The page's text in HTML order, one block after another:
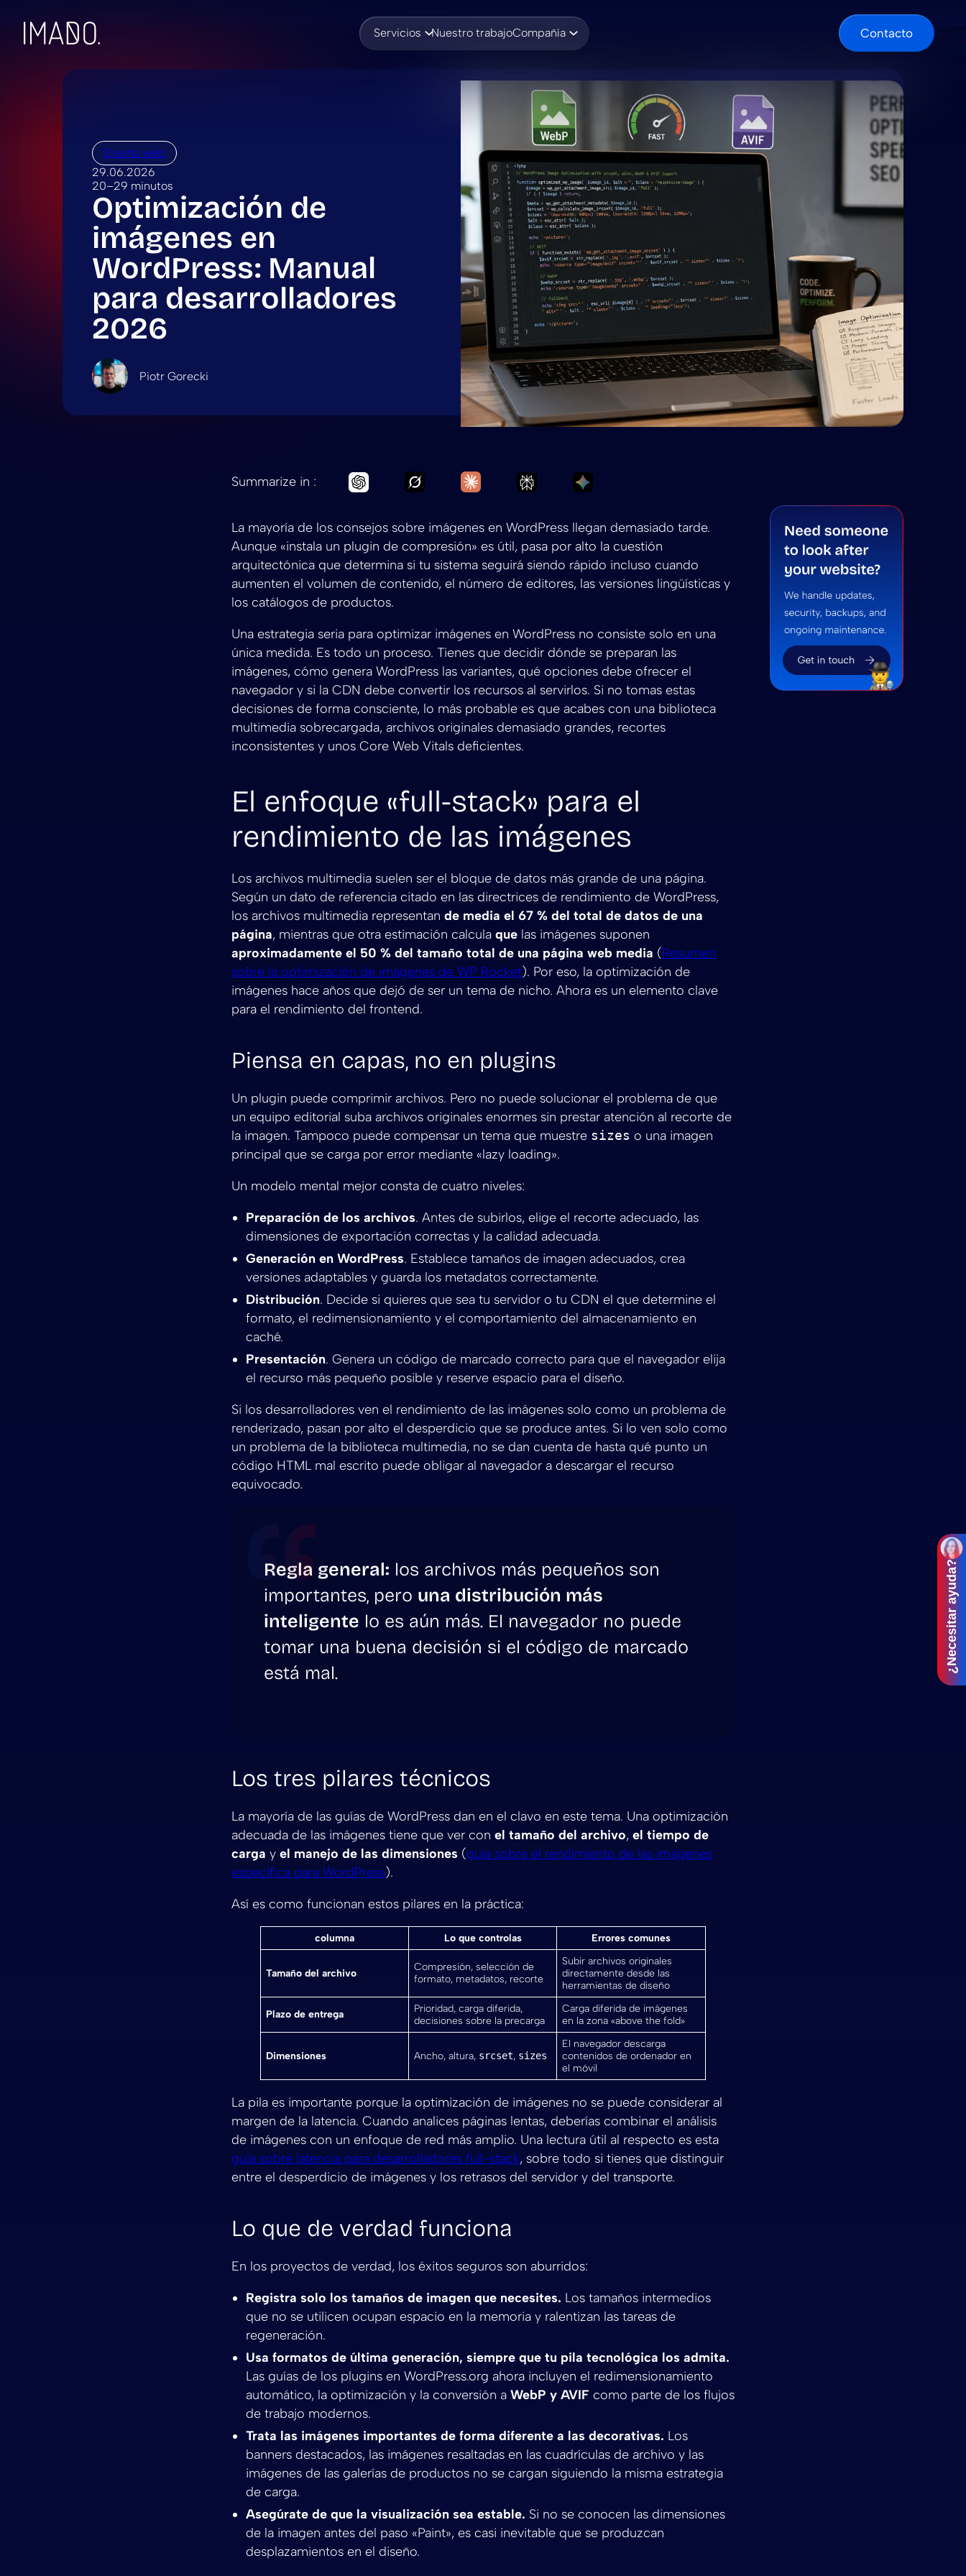
Skip to content Servicios Nuestro trabajoCompañía Contacto
Diseño web
29.06.2026
20–29 minutos
Optimización de
imágenes en
WordPress: Manual
para desarrolladores
2026
Piotr Gorecki
Summarize in : Ask Chatgpt to summarize Optimización de imágenes en WordPress: Manual para desarrolladores
Ask Grok to summarize Optimización de imágenes en WordPress: Manual para
Ask Claude to summarize Optimización de imágenes en WordPress: Manual para
Ask Perplexity to summarize Optimización de imágenes en WordPress:
Ask Gemini to summarize Optimización de imágenes en
La mayoría de los consejos sobre imágenes en WordPress llegan demasiado tarde.
Aunque «instala un plugin de compresión» es útil, pasa por alto la cuestión
arquitectónica que determina si tu sistema seguirá siendo rápido incluso cuando
aumenten el volumen de contenido, el número de editores, las versiones lingüísticas y
los catálogos de productos.
Una estrategia seria para optimizar imágenes en WordPress no consiste solo en una
única medida. Es todo un proceso. Tienes que decidir dónde se preparan las
imágenes, cómo genera WordPress las variantes, qué opciones debe ofrecer el
navegador y si la CDN debe convertir los recursos al servirlos. Si no tomas estas
decisiones de forma consciente, lo más probable es que acabes con una biblioteca
multimedia sobrecargada, archivos originales demasiado grandes, recortes
inconsistentes y unos Core Web Vitals deficientes.
El enfoque «full-stack» para el
rendimiento de las imágenes
Los archivos multimedia suelen ser el bloque de datos más grande de una página.
Según un dato de referencia citado en las directrices de rendimiento de WordPress,
los archivos multimedia representan de media el 67 % del total de datos de una
página, mientras que otra estimación calcula que las imágenes suponen
aproximadamente el 50 % del tamaño total de una página web media (Resumen
sobre la optimización de imágenes de WP Rocket). Por eso, la optimización de
imágenes hace años que dejó de ser un tema de nicho. Ahora es un elemento clave
para el rendimiento del frontend.
Piensa en capas, no en plugins
Un plugin puede comprimir archivos. Pero no puede solucionar el problema de que
un equipo editorial suba archivos originales enormes sin prestar atención al recorte de
la imagen. Tampoco puede compensar un tema que muestre sizes o una imagen
principal que se carga por error mediante «lazy loading».
Un modelo mental mejor consta de cuatro niveles:
Preparación de los archivos. Antes de subirlos, elige el recorte adecuado, las
dimensiones de exportación correctas y la calidad adecuada.
Generación en WordPress. Establece tamaños de imagen adecuados, crea
versiones adaptables y guarda los metadatos correctamente.
Distribución. Decide si quieres que sea tu servidor o tu CDN el que determine el
formato, el redimensionamiento y el comportamiento del almacenamiento en
caché.
Presentación. Genera un código de marcado correcto para que el navegador elija
el recurso más pequeño posible y reserve espacio para el diseño.
Si los desarrolladores ven el rendimiento de las imágenes solo como un problema de
renderizado, pasan por alto el desperdicio que se produce antes. Si lo ven solo como
un problema de la biblioteca multimedia, no se dan cuenta de hasta qué punto un
código HTML mal escrito puede obligar al navegador a descargar el recurso
equivocado.
Regla general: los archivos más pequeños son
importantes, pero una distribución más
inteligente lo es aún más. El navegador no puede
tomar una buena decisión si el código de marcado
está mal.
Los tres pilares técnicos
La mayoría de las guías de WordPress dan en el clavo en este tema. Una optimización
adecuada de las imágenes tiene que ver con el tamaño del archivo, el tiempo de
carga y el manejo de las dimensiones (guía sobre el rendimiento de las imágenes
específica para WordPress).
Así es como funcionan estos pilares en la práctica:
columna Lo que controlas Errores comunes
Tamaño del archivo
Compresión, selección de
formato, metadatos, recorte
Subir archivos originales
directamente desde las
herramientas de diseño
Plazo de entrega
Prioridad, carga diferida,
decisiones sobre la precarga
Carga diferida de imágenes
en la zona «above the fold»
Dimensiones Ancho, altura, srcset, sizes
El navegador descarga
contenidos de ordenador en
el móvil
La pila es importante porque la optimización de imágenes no se puede considerar al
margen de la latencia. Cuando analices páginas lentas, deberías combinar el análisis
de imágenes con un enfoque de red más amplio. Una lectura útil al respecto es esta
guía sobre latencia para desarrolladores full-stack, sobre todo si tienes que distinguir
entre el desperdicio de imágenes y los retrasos del servidor y del transporte.
Lo que de verdad funciona
En los proyectos de verdad, los éxitos seguros son aburridos:
Registra solo los tamaños de imagen que necesites. Los tamaños intermedios
que no se utilicen ocupan espacio en la memoria y ralentizan las tareas de
regeneración.
Usa formatos de última generación, siempre que tu pila tecnológica los admita.
Las guías de los plugins en WordPress.org ahora incluyen el redimensionamiento
automático, la optimización y la conversión a WebP y AVIF como parte de los flujos
de trabajo modernos.
Trata las imágenes importantes de forma diferente a las decorativas. Los
banners destacados, las imágenes resaltadas en las cuadrículas de archivo y las
imágenes de las galerías de productos no se cargan siguiendo la misma estrategia
de carga.
Asegúrate de que la visualización sea estable. Si no se conocen las dimensiones
de la imagen antes del paso «Paint», es casi inevitable que se produzcan
desplazamientos en el diseño.
¿Necesitar ayuda?